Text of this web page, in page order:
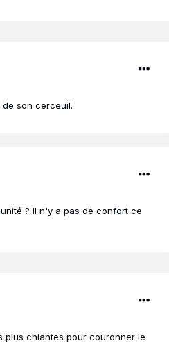
de son cerceuil.
? Il n'y a pas de confort ce
plus chiantes pour couronner le